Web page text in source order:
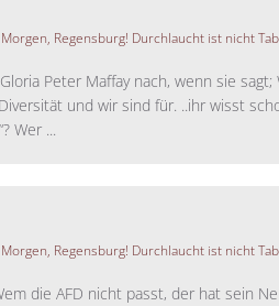
Morgen, Regensburg! Durchlaucht ist nicht
Peter Maffay nach, wenn sie
und wir sind für. ..ihr wisst
Wer ...
Morgen, Regensburg! Durchlaucht ist nicht
die AFD nicht passt, der hat sein